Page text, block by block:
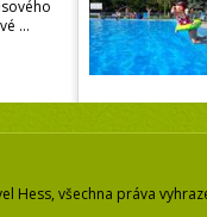
...
Hess, všechna práva